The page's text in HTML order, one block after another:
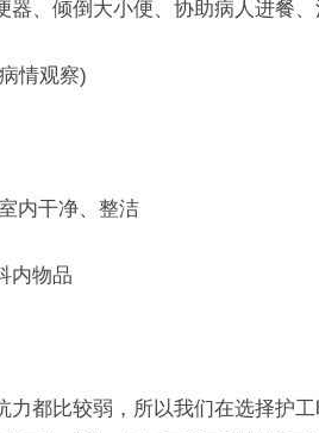
倾倒大小便、协助病人进餐、
情观察)
内干净、整洁
内物品
都比较弱，所以我们在选择护工